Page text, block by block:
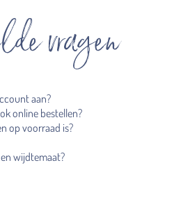
vragen
aan?
online bestellen?
op voorraad is?
wijdtemaat?